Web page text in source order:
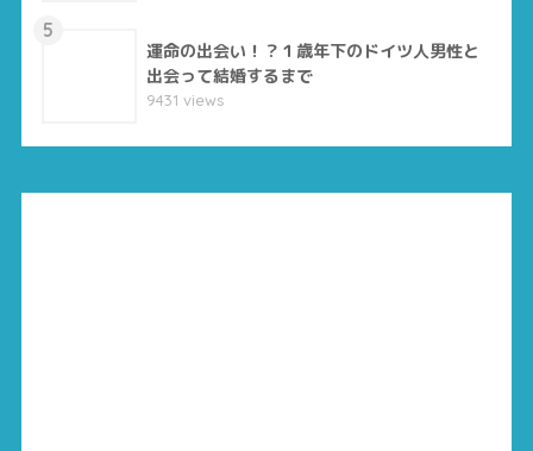
5
運命の出会い！？１歳年下のドイツ人男性と
出会って結婚するまで
9431 views